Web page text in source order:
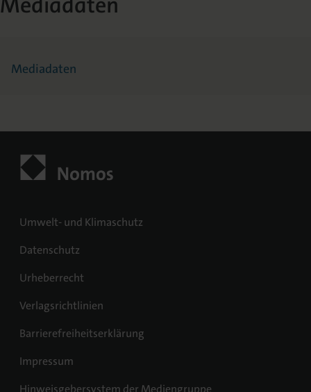
Mediadaten
Umwelt- und Klimaschutz
Datenschutz
Urheberrecht
Verlagsrichtlinien
Barrierefreiheitserklärung
Impressum
Hinweisgebersystem der Mediengruppe